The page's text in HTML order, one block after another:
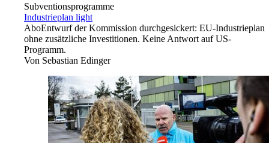
Subventionsprogramme
Industrieplan light
AboEntwurf der Kommission durchgesickert: EU-Industrieplan
ohne zusätzliche Investitionen. Keine Antwort auf US-
Programm.
Von Sebastian Edinger